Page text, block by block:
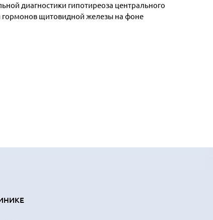
диагностики гипотиреоза центрального
гормонов щитовидной железы на фоне